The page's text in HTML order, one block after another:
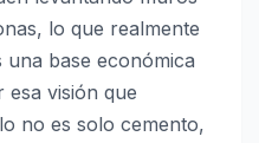
lo que realmente
base económica
esa visión que
no es solo cemento,